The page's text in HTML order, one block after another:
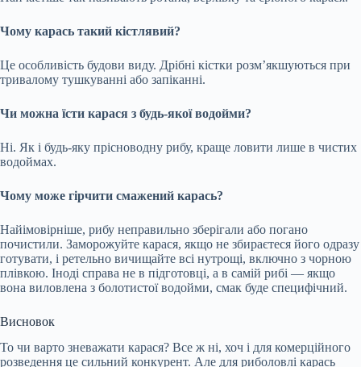
Чому карась такий кістлявий?
Це особливість будови виду. Дрібні кістки розм’якшуються при
тривалому тушкуванні або запіканні.
Чи можна їсти карася з будь-якої водойми?
Ні. Як і будь-яку прісноводну рибу, краще ловити лише в чистих
водоймах.
Чому може гірчити смажений карась?
Найімовірніше, рибу неправильно зберігали або погано
почистили. Заморожуйте карася, якщо не збираєтеся його одразу
готувати, і ретельно вичищайте всі нутрощі, включно з чорною
плівкою. Іноді справа не в підготовці, а в самій рибі — якщо
вона виловлена з болотистої водойми, смак буде специфічний.
Висновок
То чи варто зневажати карася? Все ж ні, хоч і для комерційного
розведення це сильний конкурент. Але для риболовлі карась